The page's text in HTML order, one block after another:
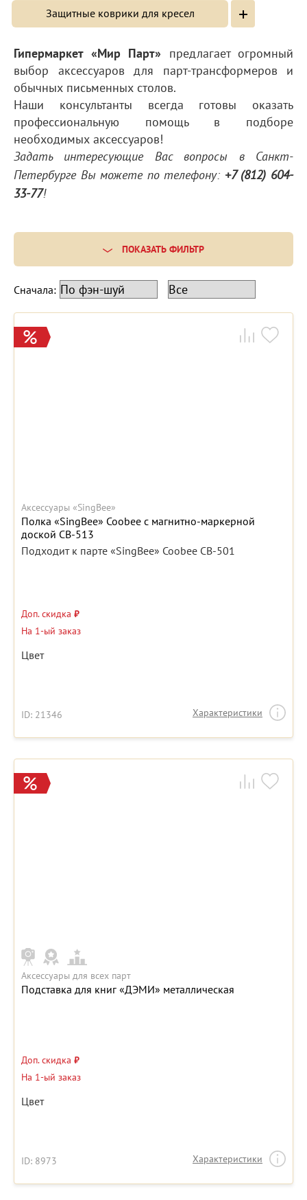
Защитные коврики для кресел +
Гипермаркет «Мир Парт» предлагает огромный
выбор аксессуаров для парт-трансформеров и
обычных письменных столов.
Наши консультанты всегда готовы оказать
профессиональную помощь в подборе
необходимых аксессуаров!
Задать интересующие Вас вопросы в Санкт-
Петербурге Вы можете по телефону: +7 (812) 604-
33-77!
ПОКАЗАТЬ ФИЛЬТР
Сначала:
Аксессуары «SingBee»
Полка «SingBee» Coobee с магнитно-маркерной
доской CB-513
Подходит к парте «SingBee» Coobee CB-501
Доп. скидка ₽
На 1-ый заказ
Цвет
ID: 21346 Характеристики
Аксессуары для всех парт
Подставка для книг «ДЭМИ» металлическая
Доп. скидка ₽
На 1-ый заказ
Цвет
ID: 8973 Характеристики